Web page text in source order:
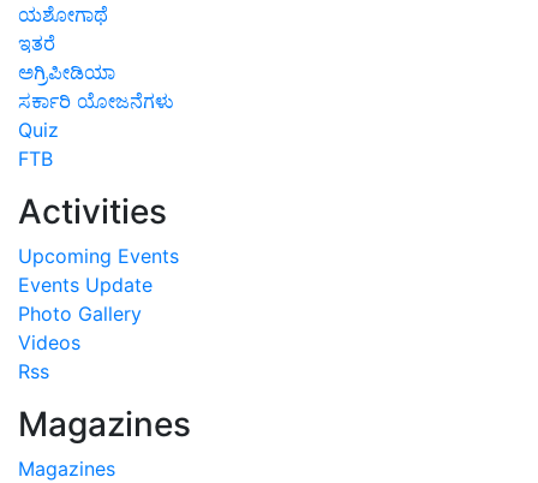
ಯಶೋಗಾಥೆ
ಇತರೆ
ಅಗ್ರಿಪೀಡಿಯಾ
ಸರ್ಕಾರಿ ಯೋಜನೆಗಳು
Quiz
FTB
Activities
Upcoming Events
Events Update
Photo Gallery
Videos
Rss
Magazines
Magazines